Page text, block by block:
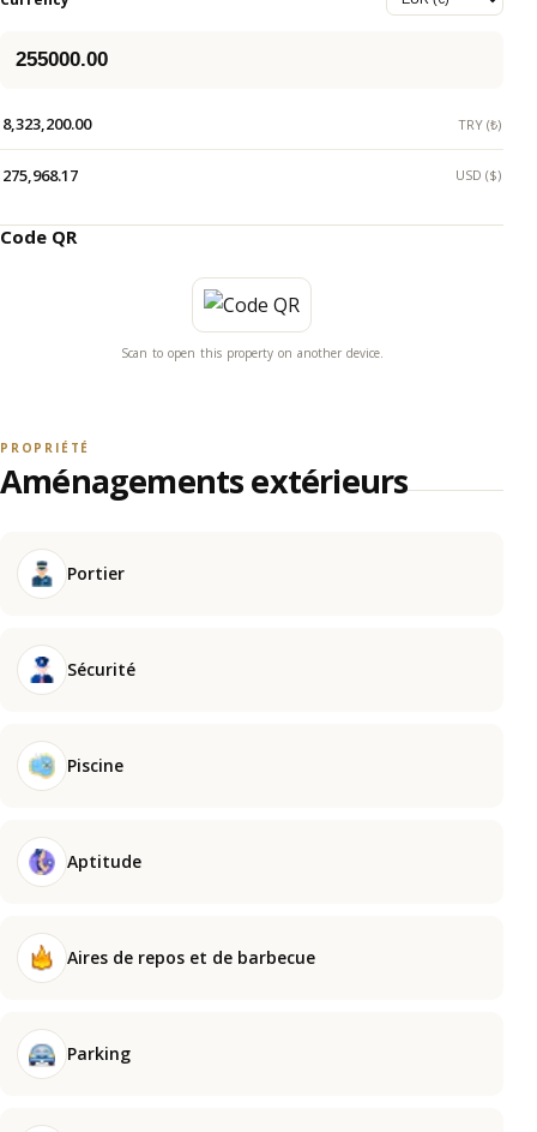
8,323,200.00 TRY (₺)
275,968.17 USD ($)
Code QR
Scan to open this property on another device.
PROPRIÉTÉ
Aménagements extérieurs
Portier
Sécurité
Piscine
Aptitude
Aires de repos et de barbecue
Parking